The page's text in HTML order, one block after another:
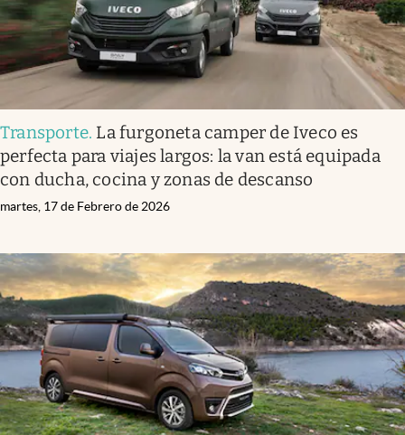
Transporte. La furgoneta camper de Iveco es
perfecta para viajes largos: la van está equipada
con ducha, cocina y zonas de descanso
martes, 17 de Febrero de 2026